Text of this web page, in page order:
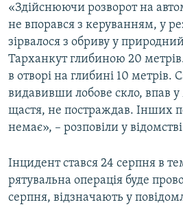
ВІДЕОУРОКИ «ELIFBE»
СВІДЧЕННЯ ОКУПАЦІЇ
УКРАЇНСЬКА ПРОБЛЕМА КРИМУ
ІНФОГРАФІКА
Русский
Qırımtatar
ДОЛУЧАЙСЯ!
Усі сайти RFE/RL
«Здійснюючи розворот на
не впорався з керуванням, у
зірвалося з обриву у
Тарханкут глибиною 20
в отворі на глибині 10 метрів.
видавивши лобове скло, впав
щастя, не постраждав. Інших
немає», – розповіли у
Інцидент стався 24 серпня в
рятувальна операція буде
серпня, відзначають у